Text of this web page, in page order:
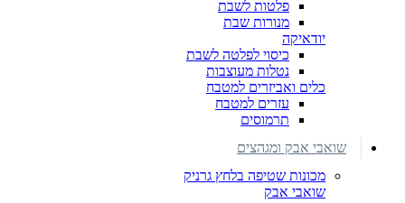
פלטות לשבת
מנורות שבת
יודאיקה
כיסוי לפלטה לשבת
נטלות מעוצבות
כלים ואביזרים למטבח
עזרים למטבח
תרמוסים
שואבי אבק ומגהצים
מכונות שטיפה בלחץ גרניק
שואבי אבק